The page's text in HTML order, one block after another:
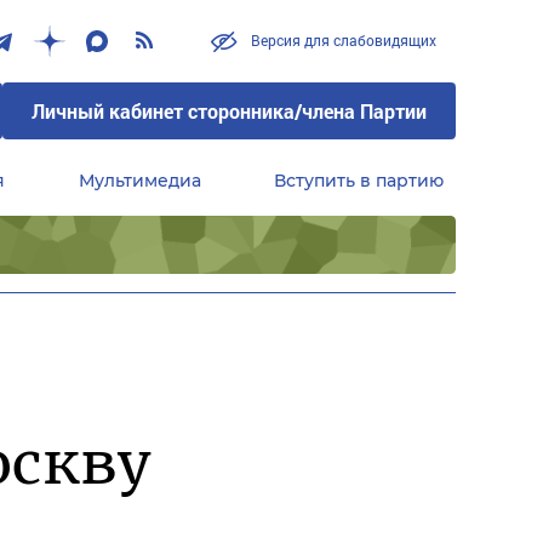
Версия для слабовидящих
Личный кабинет сторонника/члена Партии
Мультимедиа Вступить в партию